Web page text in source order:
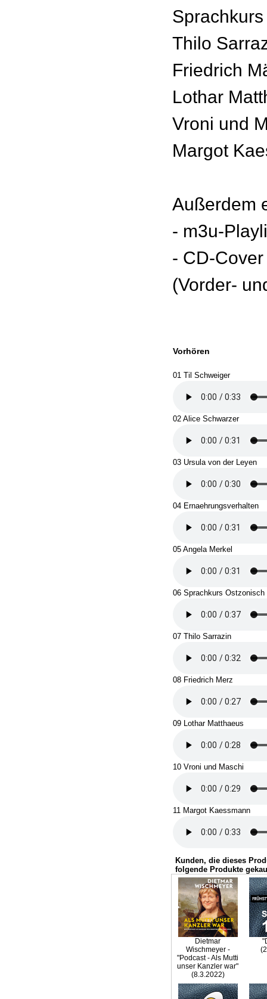
Thilo
Friedrich
Lothar
Vroni und
Margot
Außerdem
- m3u-
- CD-
(Vorder-
Vorhören
01 Til Schweiger
02 Alice Schwarzer
03 Ursula von der Leyen
04 Ernaehrungsverhalten
05 Angela Merkel
06 Sprachkurs Ostzonisch
07 Thilo Sarrazin
08 Friedrich Merz
09 Lothar Matthaeus
10 Vroni und Maschi
11 Margot Kaessmann
Kunden, die dieses
folgende Produkte
Dietmar
Wischmeyer -
"Podcast - Als Mutti
unser Kanzler war"
(8.3.2022)